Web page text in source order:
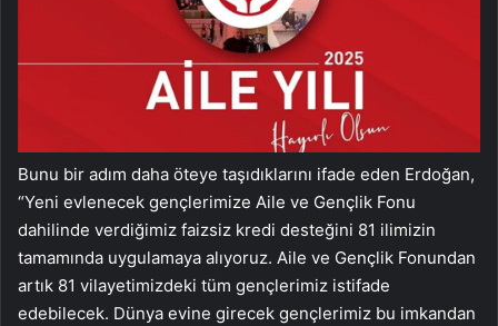
Bunu bir adım daha öteye taşıdıklarını ifade eden Erdoğan,
“Yeni evlenecek gençlerimize Aile ve Gençlik Fonu
dahilinde verdiğimiz faizsiz kredi desteğini 81 ilimizin
tamamında uygulamaya alıyoruz. Aile ve Gençlik Fonundan
artık 81 vilayetimizdeki tüm gençlerimiz istifade
edebilecek. Dünya evine girecek gençlerimiz bu imkandan